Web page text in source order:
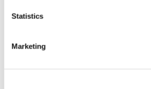
Statistics
MarketingAccédez à plus de 1500